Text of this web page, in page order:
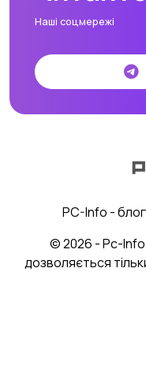
Наші соцмережі
PC-Info -
© 2026 - Pc-
дозволяється